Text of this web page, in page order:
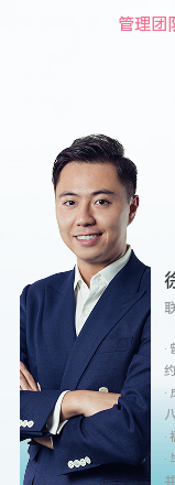
管理团
·
·
·
·